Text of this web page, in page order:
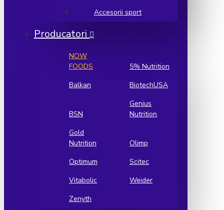
Accesorii sport
Producatori
NOW
FOODS
5% Nutrition
Balkan
BiotechUSA
BSN
Genius
Nutrition
Gold
Nutrition
Olimp
Optimum
Scitec
Vitabolic
Weider
Zenyth